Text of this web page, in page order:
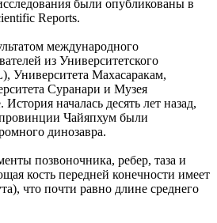
были опубликованы в
Reports.
международного
из Университетского
Университета Махасаракам,
Суранари и Музея
началась десять лет назад,
провинции Чайяпхум были
динозавра.
позвоночника, ребер, таза и
кость передней конечности имеет
что почти равно длине среднего